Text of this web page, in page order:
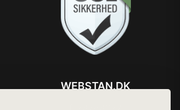
WEBSTAN.DK